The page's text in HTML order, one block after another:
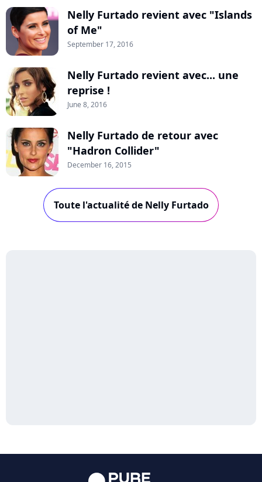
Nelly Furtado revient avec "Islands
of Me"
September 17, 2016
Nelly Furtado revient avec... une
reprise !
June 8, 2016
Nelly Furtado de retour avec
"Hadron Collider"
December 16, 2015
Toute l'actualité de Nelly Furtado